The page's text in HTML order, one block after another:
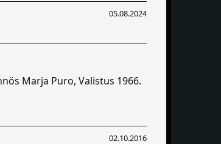
05.08.2024
Marja Puro, Valistus 1966.
02.10.2016